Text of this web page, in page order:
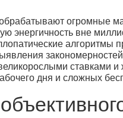
огромные
энергичность вне
ставками
дня и сложных